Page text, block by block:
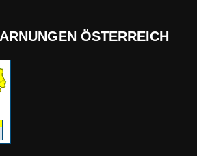
ÖSTERREICH